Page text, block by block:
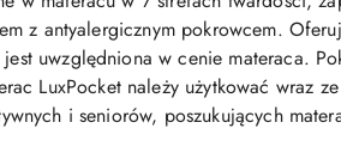
z antyalergicznym pokrowcem.
uwzględniona w cenie materaca.
LuxPocket należy użytkować wraz
i seniorów, poszukujących